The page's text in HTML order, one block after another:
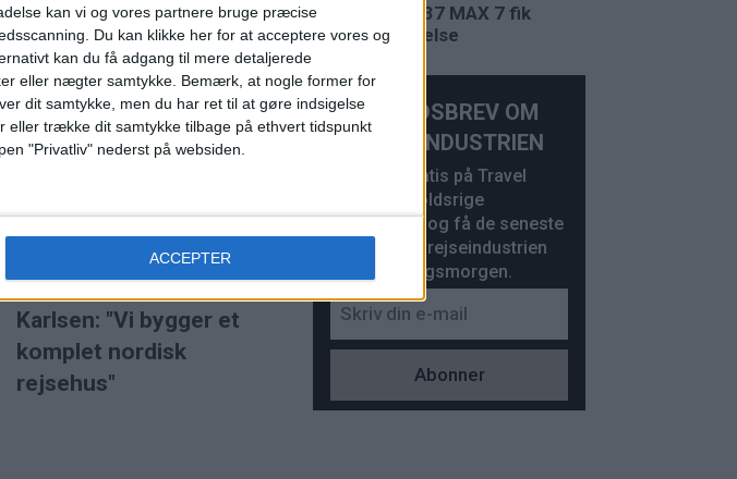
kan vi og vores partnere bruge præcise
Du kan klikke her for at acceptere vores og
kan du få adgang til mere detaljerede
eller nægter samtykke. Bemærk, at nogle former for
dit samtykke, men du har ret til at gøre indsigelse
trække dit samtykke tilbage på ethvert tidspunkt
"Privatliv" nederst på websiden.
ACCEPTER
Norwegian når højeste
juli siden pandemien
PREMIUM
Norwegians direktør Geir
Karlsen: "Vi bygger et
komplet nordisk
rejsehus"
Boeing 737 MAX 7 fik
godkendelse
NYHEDSBREV OM
REJSEINDUSTRIEN
Abonner gratis på Travel
News’ indholdsrige
nyhedsbrev og få de seneste
nyheder fra rejseindustrien
hver hverdagsmorgen.